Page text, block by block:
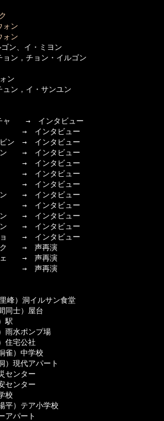
ォン
ォン
ン、イ・ミヨン
ン，チョン・イルゴン
ン
ン，イ・サンユン
　　→　インタビュー
　　→　インタビュー
ン　→　インタビュー
　　→　インタビュー
　　→　インタビュー
　　→　インタビュー
　　→　インタビュー
　　→　インタビュー
　　→　インタビュー
　　→　インタビュー
　　→　インタビュー
　　→　インタビュー
　　→　声再演
　　→　声再演
　　→　声再演
峰）洞イルサン食堂
）屋台
ポンプ場
公社
中学校
代アパート
ター
ター
テア小学校
ート